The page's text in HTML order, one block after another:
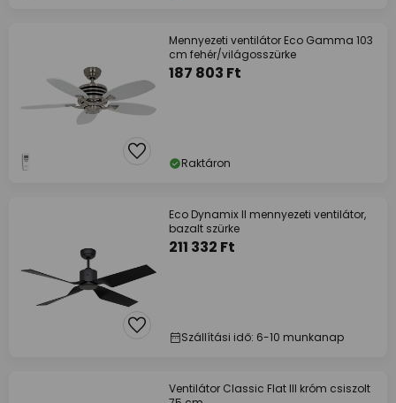
Mennyezeti ventilátor Eco Gamma 103
cm fehér/világosszürke
187 803 Ft
Raktáron
Eco Dynamix II mennyezeti ventilátor,
bazalt szürke
211 332 Ft
Szállítási idő: 6-10 munkanap
Ventilátor Classic Flat III króm csiszolt